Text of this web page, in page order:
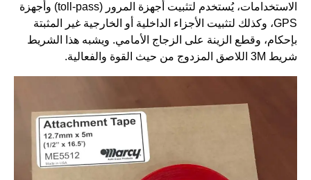
الاستخدامات، يُستخدم لتثبيت أجهزة المرور (toll-pass) وأجهزة
GPS، وكذلك لتثبيت الأجزاء الداخلية أو الخارجية غير المثبتة
بإحكام، وقطع الزينة على الزجاج الأمامي. ويشبه هذا الشريط
شريط 3M اللاصق المزدوج من حيث القوة والفعالية.